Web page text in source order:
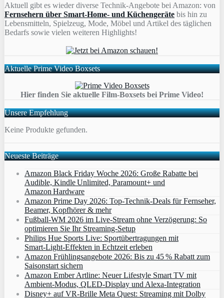
Aktuell gibt es wieder diverse Technik-Angebote bei Amazon: von
Fernsehern über Smart-Home- und Küchengeräte bis hin zu
Lebensmitteln, Spielzeug, Mode, Möbel und Artikel des täglichen
Bedarfs sowie vielen weiteren Highlights!
Aktuelle Prime Video Boxsets
Hier finden Sie aktuelle Film-Boxsets bei Prime Video!
Unsere Empfehlung
Keine Produkte gefunden.
Neueste Beiträge
Amazon Black Friday Woche 2026: Große Rabatte bei
Audible, Kindle Unlimited, Paramount+ und
Amazon Hardware
Amazon Prime Day 2026: Top-Technik-Deals für Fernseher,
Beamer, Kopfhörer & mehr
Fußball-WM 2026 im Live-Stream ohne Verzögerung: So
optimieren Sie Ihr Streaming-Setup
Philips Hue Sports Live: Sportübertragungen mit
Smart‑Light‑Effekten in Echtzeit erleben
Amazon Frühlingsangebote 2026: Bis zu 45 % Rabatt zum
Saisonstart sichern
Amazon Ember Artline: Neuer Lifestyle Smart TV mit
Ambient‑Modus, QLED‑Display und Alexa‑Integration
Disney+ auf VR-Brille Meta Quest: Streaming mit Dolby